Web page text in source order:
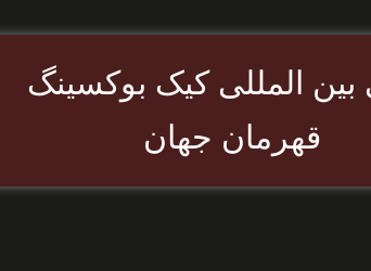
بین المللی کیک بوکسینگ
قهرمان جهان